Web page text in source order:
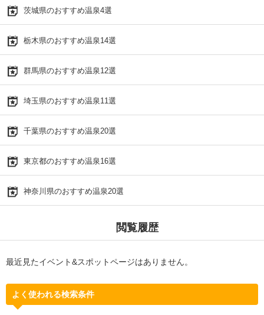
茨城県のおすすめ温泉4選
栃木県のおすすめ温泉14選
群馬県のおすすめ温泉12選
埼玉県のおすすめ温泉11選
千葉県のおすすめ温泉20選
東京都のおすすめ温泉16選
神奈川県のおすすめ温泉20選
閲覧履歴
最近見たイベント&スポットページはありません。
よく使われる検索条件